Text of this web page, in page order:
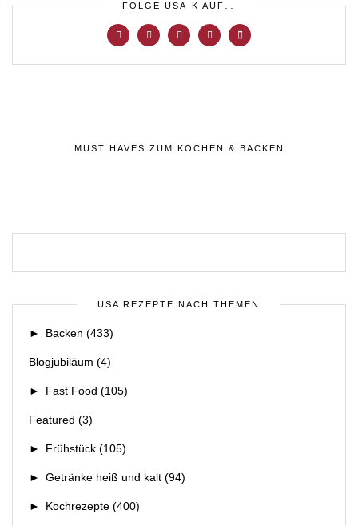
FOLGE USA-K AUF…
MUST HAVES ZUM KOCHEN & BACKEN
USA REZEPTE NACH THEMEN
► Backen (433)
Blogjubiläum (4)
► Fast Food (105)
Featured (3)
► Frühstück (105)
► Getränke heiß und kalt (94)
► Kochrezepte (400)